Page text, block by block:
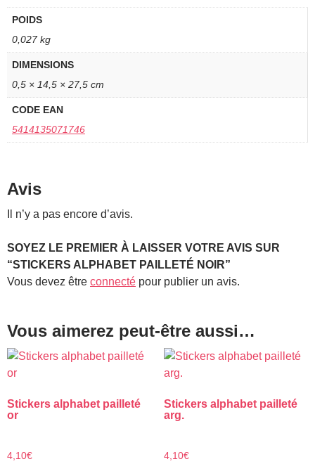
POIDS
0,027 kg
DIMENSIONS
0,5 × 14,5 × 27,5 cm
CODE EAN
5414135071746
Avis
Il n’y a pas encore d’avis.
SOYEZ LE PREMIER À LAISSER VOTRE AVIS SUR
“STICKERS ALPHABET PAILLETÉ NOIR”
Vous devez être connecté pour publier un avis.
Vous aimerez peut-être aussi…
Stickers alphabet pailleté
or
4,10€
Stickers alphabet pailleté
arg.
4,10€